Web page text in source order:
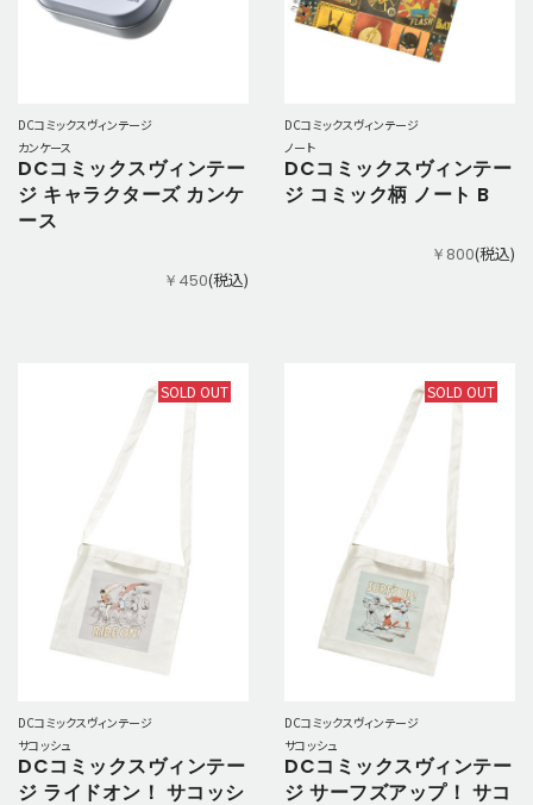
DCコミックスヴィンテージ
カンケース
DCコミックスヴィンテー
ジ キャラクターズ カンケ
ース
￥450(税込)
DCコミックスヴィンテージ
ノート
DCコミックスヴィンテー
ジ コミック柄 ノート B
￥800(税込)
SOLD OUT
DCコミックスヴィンテージ
サコッシュ
DCコミックスヴィンテー
ジ ライドオン！ サコッシ
SOLD OUT
DCコミックスヴィンテージ
サコッシュ
DCコミックスヴィンテー
ジ サーフズアップ！ サコ